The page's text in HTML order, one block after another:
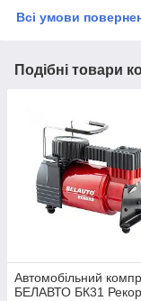
Всі умови
Подібні товари
Автомобільний
БЕЛАВТО БК31